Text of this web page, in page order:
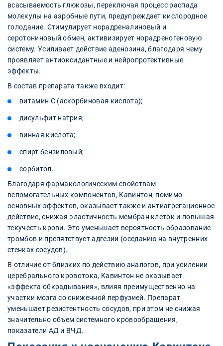
всасываемость глюкозы, переключая процесс распада
молекулы на аэробные пути, предупреждает кислородное
голодание. Стимулирует норадреналиновый и
серотониновый обмен, активизирует норадреногеновую
систему. Усиливает действие аденозина, благодаря чему
проявляет антиоксидантные и нейропротективные
эффекты.
В состав препарата также входит:
витамин C (аскорбиновая кислота);
дисульфит натрия;
винная кислота;
спирт бензиловый;
сорбитол.
Благодаря фармакологическим свойствам
вспомогательных компонентов, Кавинтон, помимо
основных эффектов, оказывает также и антиагрегационное
действие, снижая эластичность мембран клеток и повышая
текучесть крови. Это уменьшает вероятность образование
тромбов и препятствует адгезии (оседанию на внутренних
стенках сосудов).
В отличие от близких по действию аналогов, при усилении
церебрального кровотока, Кавинтон не оказывает
«эффекта обкрадывания», влияя преимущественно на
участки мозга со сниженной перфузией. Препарат
уменьшает резистентность сосудов, при этом не снижая
значительно объем системного кровообращения,
показатели АД и ВЧД.